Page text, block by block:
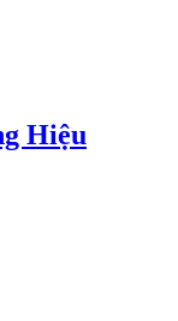
Hiệu